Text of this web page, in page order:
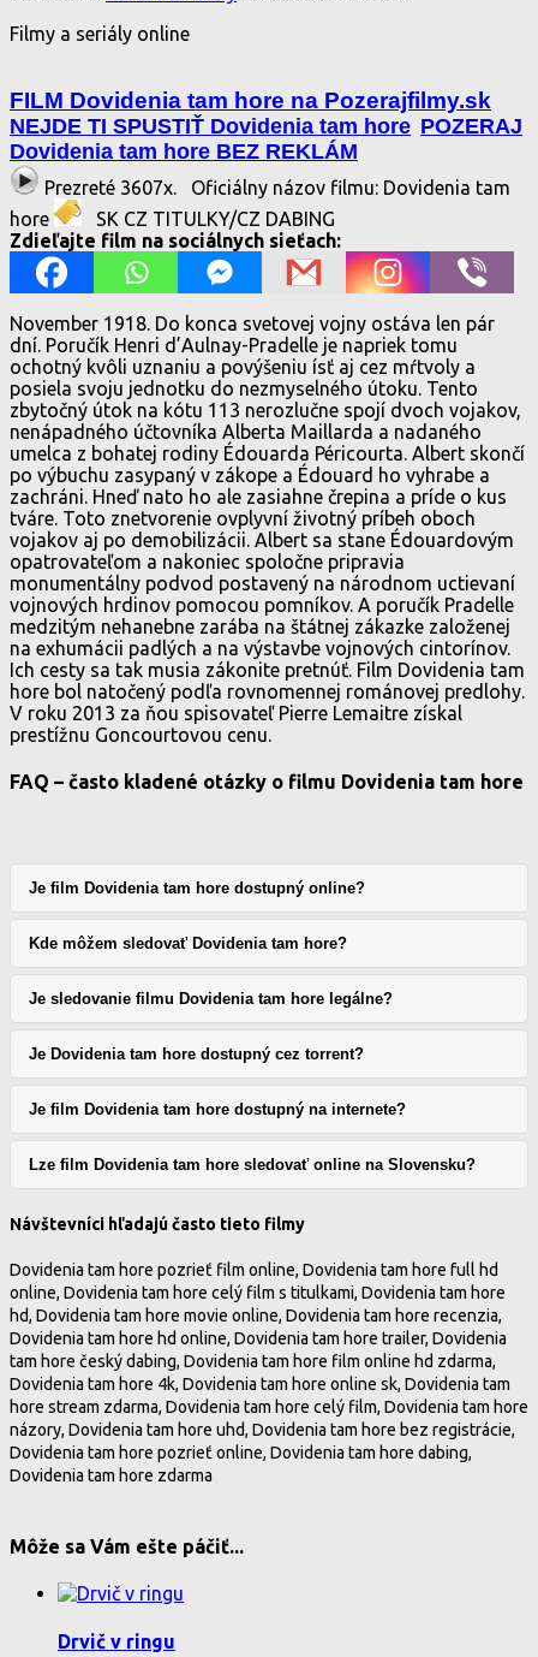
Filmy a seriály online
FILM Dovidenia tam hore na Pozerajfilmy.sk
NEJDE TI SPUSTIŤ Dovidenia tam hore POZERAJ
Dovidenia tam hore BEZ REKLÁM
Prezreté 3607x.
Oficiálny názov filmu: Dovidenia tam
hore
SK CZ TITULKY/CZ DABING
Zdieľajte film na sociálnych sieťach:
November 1918. Do konca svetovej vojny ostáva len pár
dní. Poručík Henri d’Aulnay-Pradelle je napriek tomu
ochotný kvôli uznaniu a povýšeniu ísť aj cez mŕtvoly a
posiela svoju jednotku do nezmyselného útoku. Tento
zbytočný útok na kótu 113 nerozlučne spojí dvoch vojakov,
nenápadného účtovníka Alberta Maillarda a nadaného
umelca z bohatej rodiny Édouarda Péricourta. Albert skončí
po výbuchu zasypaný v zákope a Édouard ho vyhrabe a
zachráni. Hneď nato ho ale zasiahne črepina a príde o kus
tváre. Toto znetvorenie ovplyvní životný príbeh oboch
vojakov aj po demobilizácii. Albert sa stane Édouardovým
opatrovateľom a nakoniec spoločne pripravia
monumentálny podvod postavený na národnom uctievaní
vojnových hrdinov pomocou pomníkov. A poručík Pradelle
medzitým nehanebne zarába na štátnej zákazke založenej
na exhumácii padlých a na výstavbe vojnových cintorínov.
Ich cesty sa tak musia zákonite pretnúť. Film Dovidenia tam
hore bol natočený podľa rovnomennej románovej predlohy.
V roku 2013 za ňou spisovateľ Pierre Lemaitre získal
prestížnu Goncourtovou cenu.
FAQ – často kladené otázky o filmu Dovidenia tam hore
Je film Dovidenia tam hore dostupný online?
Kde môžem sledovať Dovidenia tam hore?
Je sledovanie filmu Dovidenia tam hore legálne?
Je Dovidenia tam hore dostupný cez torrent?
Je film Dovidenia tam hore dostupný na internete?
Lze film Dovidenia tam hore sledovať online na Slovensku?
Návštevníci hľadajú často tieto filmy
Dovidenia tam hore pozrieť film online, Dovidenia tam hore full hd
online, Dovidenia tam hore celý film s titulkami, Dovidenia tam hore
hd, Dovidenia tam hore movie online, Dovidenia tam hore recenzia,
Dovidenia tam hore hd online, Dovidenia tam hore trailer, Dovidenia
tam hore český dabing, Dovidenia tam hore film online hd zdarma,
Dovidenia tam hore 4k, Dovidenia tam hore online sk, Dovidenia tam
hore stream zdarma, Dovidenia tam hore celý film, Dovidenia tam hore
názory, Dovidenia tam hore uhd, Dovidenia tam hore bez registrácie,
Dovidenia tam hore pozrieť online, Dovidenia tam hore dabing,
Dovidenia tam hore zdarma
Môže sa Vám ešte páčiť...
Drvič v ringu